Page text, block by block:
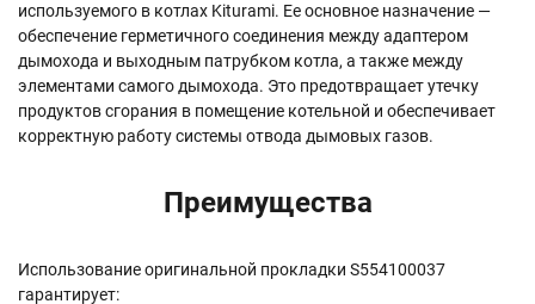
используемого в котлах Kiturami. Ее основное назначение —
обеспечение герметичного соединения между адаптером
дымохода и выходным патрубком котла, а также между
элементами самого дымохода. Это предотвращает утечку
продуктов сгорания в помещение котельной и обеспечивает
корректную работу системы отвода дымовых газов.
Преимущества
Использование оригинальной прокладки S554100037
гарантирует: